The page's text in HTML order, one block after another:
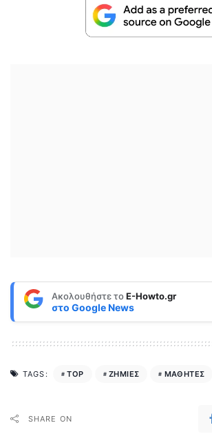
Ακολουθήστε τοE-Howto.gr
στο Google News
TAGS: TOP ΖΗΜΙΕΣ ΜΑΘΗΤΕΣ
SHARE ON